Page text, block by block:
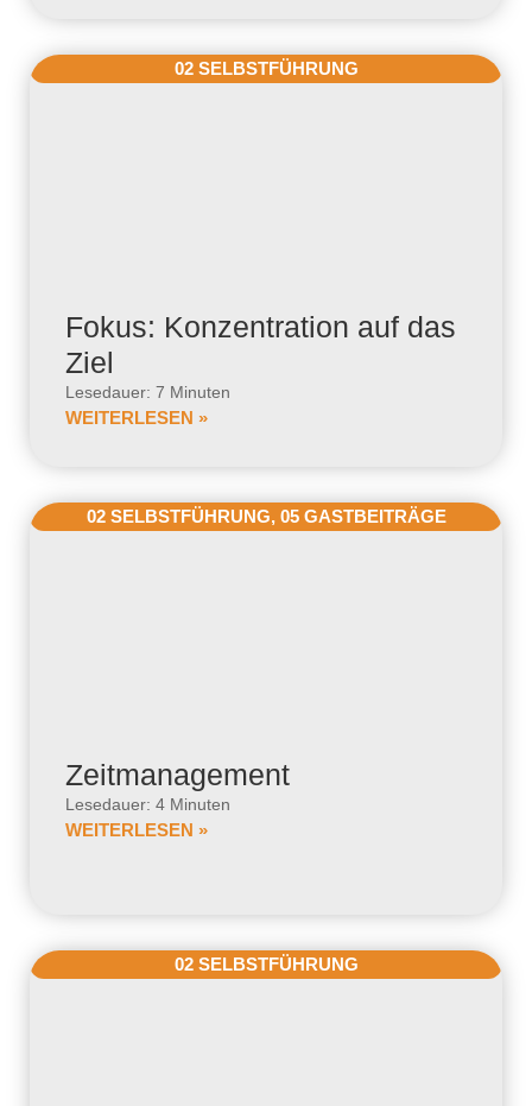
02 SELBSTFÜHRUNG
Fokus: Konzentration auf das
Ziel
Lesedauer: 7 Minuten
WEITERLESEN »
02 SELBSTFÜHRUNG, 05 GASTBEITRÄGE
Zeitmanagement
Lesedauer: 4 Minuten
WEITERLESEN »
02 SELBSTFÜHRUNG